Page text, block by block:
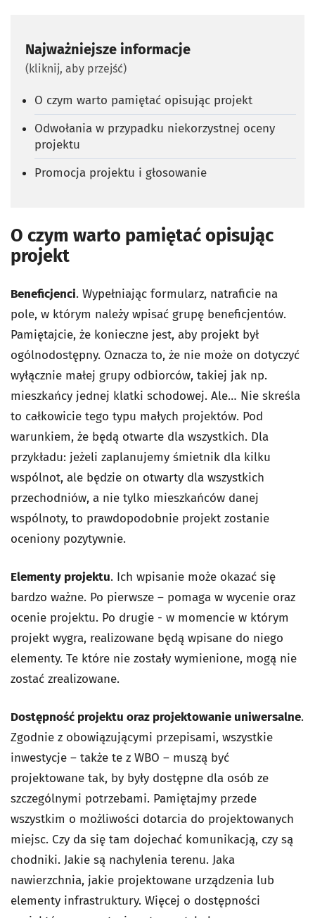
Najważniejsze informacje
(kliknij, aby przejść)
O czym warto pamiętać opisując projekt
Odwołania w przypadku niekorzystnej oceny
projektu
Promocja projektu i głosowanie
O czym warto pamiętać opisując
projekt
Beneficjenci. Wypełniając formularz, natraficie na
pole, w którym należy wpisać grupę beneficjentów.
Pamiętajcie, że konieczne jest, aby projekt był
ogólnodostępny. Oznacza to, że nie może on dotyczyć
wyłącznie małej grupy odbiorców, takiej jak np.
mieszkańcy jednej klatki schodowej. Ale… Nie skreśla
to całkowicie tego typu małych projektów. Pod
warunkiem, że będą otwarte dla wszystkich. Dla
przykładu: jeżeli zaplanujemy śmietnik dla kilku
wspólnot, ale będzie on otwarty dla wszystkich
przechodniów, a nie tylko mieszkańców danej
wspólnoty, to prawdopodobnie projekt zostanie
oceniony pozytywnie.
Elementy projektu. Ich wpisanie może okazać się
bardzo ważne. Po pierwsze – pomaga w wycenie oraz
ocenie projektu. Po drugie - w momencie w którym
projekt wygra, realizowane będą wpisane do niego
elementy. Te które nie zostały wymienione, mogą nie
zostać zrealizowane.
Dostępność projektu oraz projektowanie uniwersalne.
Zgodnie z obowiązującymi przepisami, wszystkie
inwestycje – także te z WBO – muszą być
projektowane tak, by były dostępne dla osób ze
szczególnymi potrzebami. Pamiętajmy przede
wszystkim o możliwości dotarcia do projektowanych
miejsc. Czy da się tam dojechać komunikacją, czy są
chodniki. Jakie są nachylenia terenu. Jaka
nawierzchnia, jakie projektowane urządzenia lub
elementy infrastruktury. Więcej o dostępności